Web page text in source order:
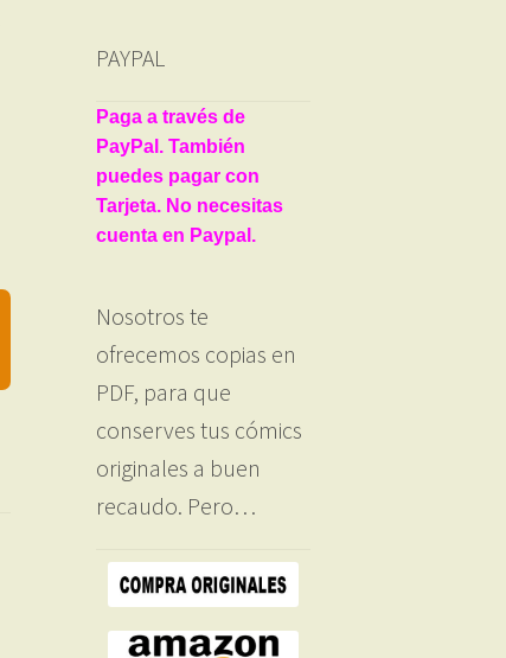
PAYPAL
Paga a través de
PayPal. También
puedes pagar con
Tarjeta. No necesitas
cuenta en Paypal.
Nosotros te
ofrecemos copias en
PDF, para que
conserves tus cómics
originales a buen
recaudo. Pero…